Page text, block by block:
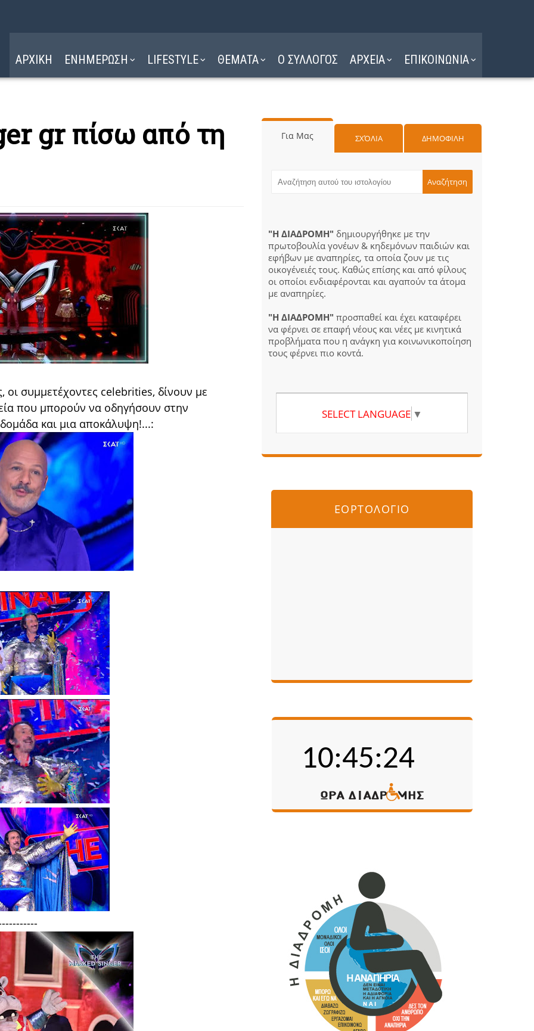
ΑΡΧΙΚΗ ΕΝΗΜΕΡΩΣΗ LIFESTYLE ΘΕΜΑΤΑ Ο ΣΥΛΛΟΓΟΣ ΑΡΧΕΙΑ ΕΠΙΚΟΙΝΩΝΙΑ
gr πίσω από τη
συμμετέχοντες celebrities, δίνουν με
που μπορούν να οδηγήσουν στην
και μια αποκάλυψη!...:
Για Μας ΣΧΌΛΙΑ ΔΗΜΟΦΙΛΗ
"Η ΔΙΑΔΡΟΜΗ" δημιουργήθηκε με την
πρωτοβουλία γονέων & κηδεμόνων παιδιών και
εφήβων με αναπηρίες, τα οποία ζουν με τις
οικογένειές τους. Καθώς επίσης και από φίλους
οι οποίοι ενδιαφέρονται και αγαπούν τα άτομα
με αναπηρίες.
"Η ΔΙΑΔΡΟΜΗ" προσπαθεί και έχει καταφέρει
να φέρνει σε επαφή νέους και νέες με κινητικά
προβλήματα που η ανάγκη για κοινωνικοποίηση
τους φέρνει πιο κοντά.
SELECT LANGUAGE ▼
ΕΟΡΤΟΛΟΓΙΟ